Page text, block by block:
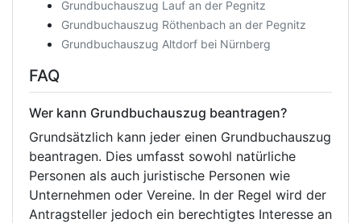
Grundbuchauszug Lauf an der Pegnitz
Grundbuchauszug Röthenbach an der Pegnitz
Grundbuchauszug Altdorf bei Nürnberg
FAQ
Wer kann Grundbuchauszug beantragen?
Grundsätzlich kann jeder einen Grundbuchauszug
beantragen. Dies umfasst sowohl natürliche
Personen als auch juristische Personen wie
Unternehmen oder Vereine. In der Regel wird der
Antragsteller jedoch ein berechtigtes Interesse an